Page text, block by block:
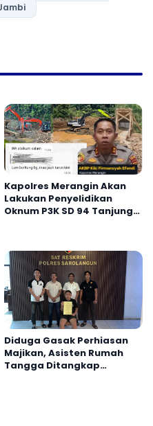
Kapolres Merangin Akan
Lakukan Penyelidikan
Oknum P3K SD 94 Tanjung
Diduga Gasak Perhiasan
Majikan, Asisten Rumah
Tangga Ditangkap